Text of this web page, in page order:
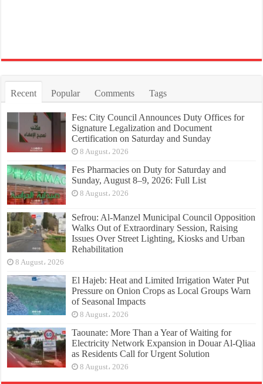
Recent Popular Comments Tags
Fes: City Council Announces Duty Offices for
Signature Legalization and Document
Certification on Saturday and Sunday
8 August، 2026
Fes Pharmacies on Duty for Saturday and
Sunday, August 8–9, 2026: Full List
8 August، 2026
Sefrou: Al-Manzel Municipal Council Opposition
Walks Out of Extraordinary Session, Raising
Issues Over Street Lighting, Kiosks and Urban
Rehabilitation
8 August، 2026
El Hajeb: Heat and Limited Irrigation Water Put
Pressure on Onion Crops as Local Groups Warn
of Seasonal Impacts
8 August، 2026
Taounate: More Than a Year of Waiting for
Electricity Network Expansion in Douar Al-Qliaa
as Residents Call for Urgent Solution
8 August، 2026